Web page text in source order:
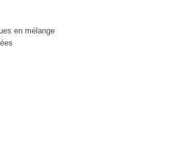
en mélange